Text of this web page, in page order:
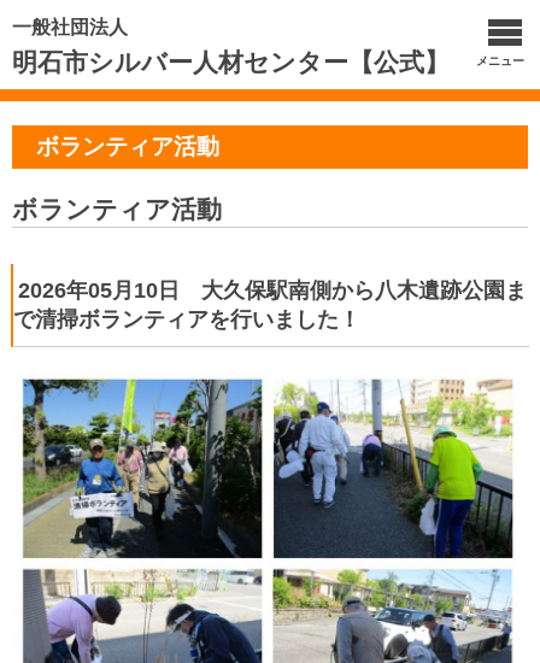
一般社団法人
明石市シルバー人材センター【公式】 メニュー
ボランティア活動
ボランティア活動
2026年05月10日 大久保駅南側から八木遺跡公園ま
で清掃ボランティアを行いました！